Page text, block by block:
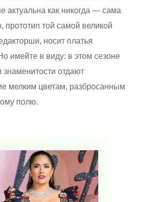
актуальна как никогда — сама
прототип той самой великой
носит платья
имейте в виду: в этом сезоне
знаменитости отдают
мелким цветам, разбросанным
полю.